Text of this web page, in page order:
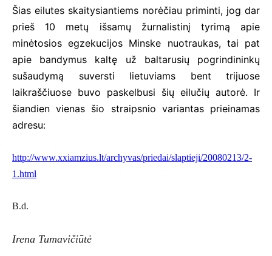
Šias eilutes skaitysiantiems norėčiau priminti, jog dar
prieš 10 metų išsamų žurnalistinį tyrimą apie
minėtosios egzekucijos Minske nuotraukas, tai pat
apie bandymus kaltę už baltarusių pogrindininkų
sušaudymą suversti lietuviams bent trijuose
laikraščiuose buvo paskelbusi šių eilučių autorė. Ir
šiandien vienas šio straipsnio variantas prieinamas
adresu:
http://www.xxiamzius.lt/archyvas/priedai/slaptieji/20080213/2-
1.html
B.d.
Irena Tumavičiūtė